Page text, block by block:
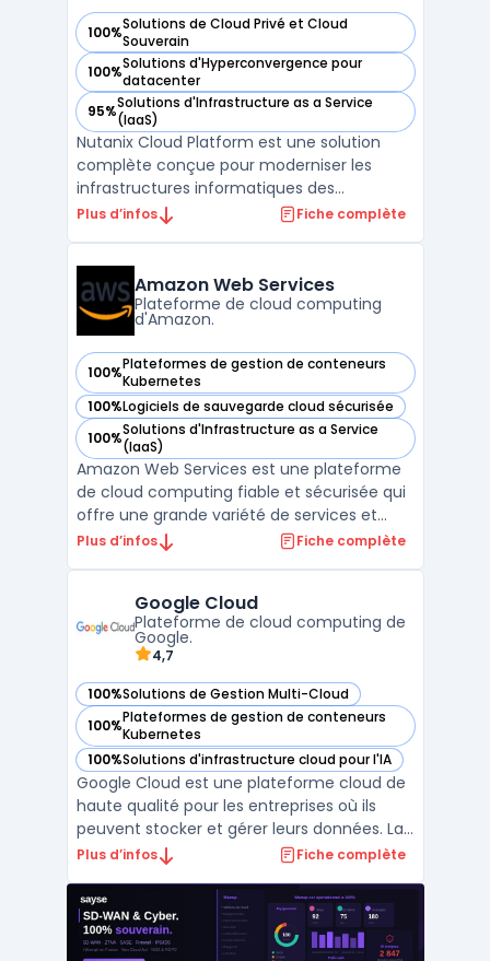
100%Solutions de Cloud Privé et Cloud
Souverain
— voir Nutanix Cloud Platform dans cette catégorie
100%Solutions d'Hyperconvergence pour
datacenter
— voir Nutanix Cloud Platform dans cette catégorie
95%Solutions d'Infrastructure as a Service
(IaaS)
— voir Nutanix Cloud Platform dans cette catégorie
Nutanix Cloud Platform est une solution
complète conçue pour moderniser les
infrastructures informatiques des
entreprises en intégrant des services de
unifiée. La plateforme prend en charge les
environnements multicloud ...
Plus d’infos Fiche complète
Amazon Web Services
Plateforme de cloud computing
d'Amazon.
100%Plateformes de gestion de conteneurs
Kubernetes
— voir Amazon Web Services dans cette catégorie
100%Logiciels de sauvegarde cloud sécurisée
— voir Amazon Web Services dans cette catégorie
100%Solutions d'Infrastructure as a Service
(IaaS)
— voir Amazon Web Services dans cette catégorie
Amazon Web Services est une plateforme
de cloud computing fiable et sécurisée qui
offre une grande variété de services et
d'outils pour aider les entreprises à gérer de
les clients peuvent accéder à une gestion
multi-cloud, ...
Plus d’infos Fiche complète
Google Cloud
Plateforme de cloud computing de
Google.
4,7
100%Solutions de Gestion Multi-Cloud
— voir Google Cloud dans cette catégorie
100%Plateformes de gestion de conteneurs
Kubernetes
— voir Google Cloud dans cette catégorie
100%Solutions d'infrastructure cloud pour l'IA
— voir Google Cloud dans cette catégorie
Google Cloud est une plateforme cloud de
haute qualité pour les entreprises où ils
peuvent stocker et gérer leurs données. La
gestion multi-cloud permet aux clients
simultanément. La plateforme est
proposée par Google et offre diverses
fonctionnalités, telles que ...
Plus d’infos Fiche complète